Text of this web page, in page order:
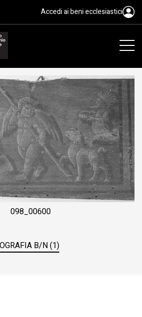
soffitto, ambito
Accedi ai beni ecclesiastici
098_00600
B/N (1)